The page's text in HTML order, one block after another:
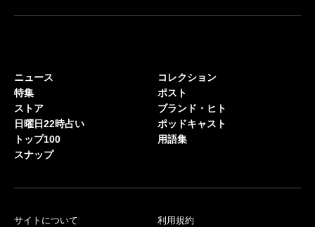
ニュース
特集
ストア
日曜日22時占い
トップ100
スナップ
コレクション
ポスト
ブランド・ヒト
ポッドキャスト
用語集
サイトについて
利用規約